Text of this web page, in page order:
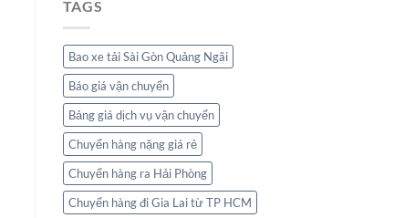
TAGS
Bao xe tải Sài Gòn Quảng Ngãi
Báo giá vận chuyển
Bảng giá dịch vụ vận chuyển
Chuyển hàng nặng giá rẻ
Chuyển hàng ra Hải Phòng
Chuyển hàng đi Gia Lai từ TP HCM